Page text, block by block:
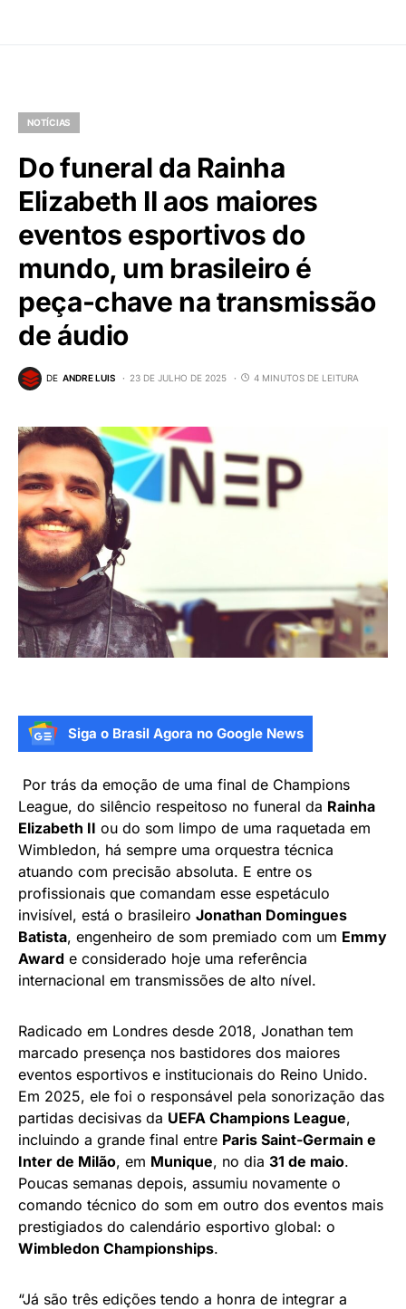
NOTÍCIAS
Do funeral da Rainha
Elizabeth II aos maiores
eventos esportivos do
mundo, um brasileiro é
peça-chave na transmissão
de áudio
DE ANDRE LUIS 23 DE JULHO DE 2025 4 MINUTOS DE LEITURA
Siga o Brasil Agora no Google News
Por trás da emoção de uma final de Champions
League, do silêncio respeitoso no funeral da Rainha
Elizabeth II ou do som limpo de uma raquetada em
Wimbledon, há sempre uma orquestra técnica
atuando com precisão absoluta. E entre os
profissionais que comandam esse espetáculo
invisível, está o brasileiro Jonathan Domingues
Batista, engenheiro de som premiado com um Emmy
Award e considerado hoje uma referência
internacional em transmissões de alto nível.
Radicado em Londres desde 2018, Jonathan tem
marcado presença nos bastidores dos maiores
eventos esportivos e institucionais do Reino Unido.
Em 2025, ele foi o responsável pela sonorização das
partidas decisivas da UEFA Champions League,
incluindo a grande final entre Paris Saint-Germain e
Inter de Milão, em Munique, no dia 31 de maio.
Poucas semanas depois, assumiu novamente o
comando técnico do som em outro dos eventos mais
prestigiados do calendário esportivo global: o
Wimbledon Championships.
“Já são três edições tendo a honra de integrar a